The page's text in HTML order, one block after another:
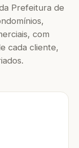
Prefeitura de
com
cada cliente,